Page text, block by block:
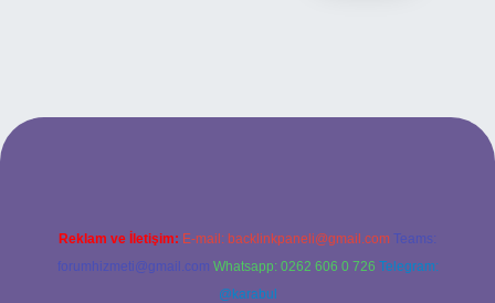
bahis sitesi
Reklam ve İletişim: E-mail: backlinkpaneli@gmail.com Teams:
forumhizmeti@gmail.com Whatsapp: 0262 606 0 726 Telegram:
@karabul